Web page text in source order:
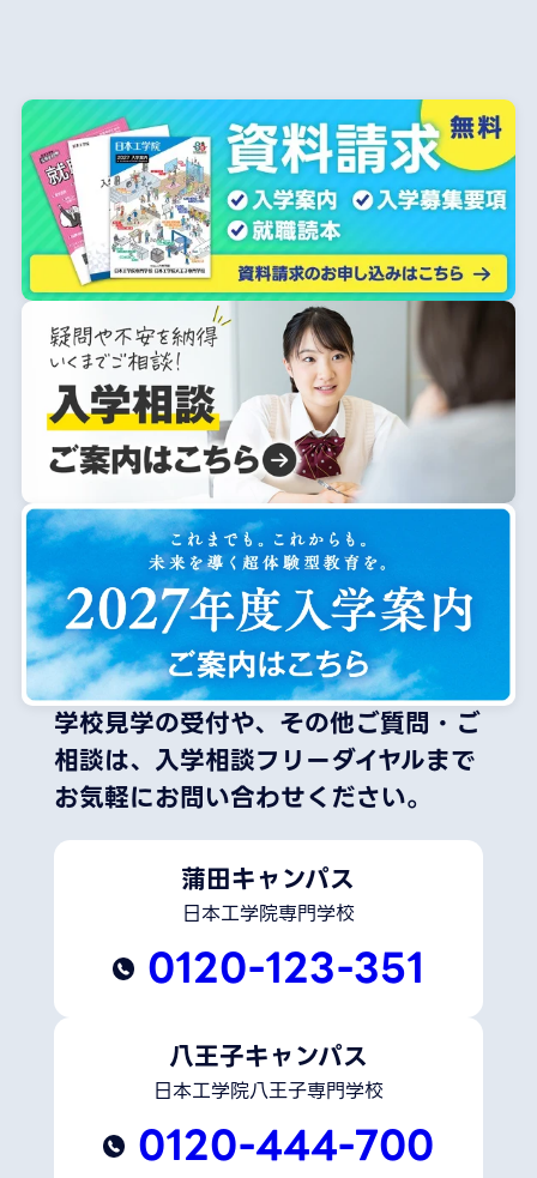
学校見学の受付や、その他ご質問・ご
相談は、 入学相談フリーダイヤルまで
お気軽にお問い合わせください。
蒲田キャンパス
日本工学院専門学校
0120-123-351
八王子キャンパス
日本工学院八王子専門学校
0120-444-700